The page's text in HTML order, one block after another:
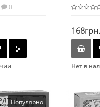
0
ALN-01
168грн.
Нет в
Популярно